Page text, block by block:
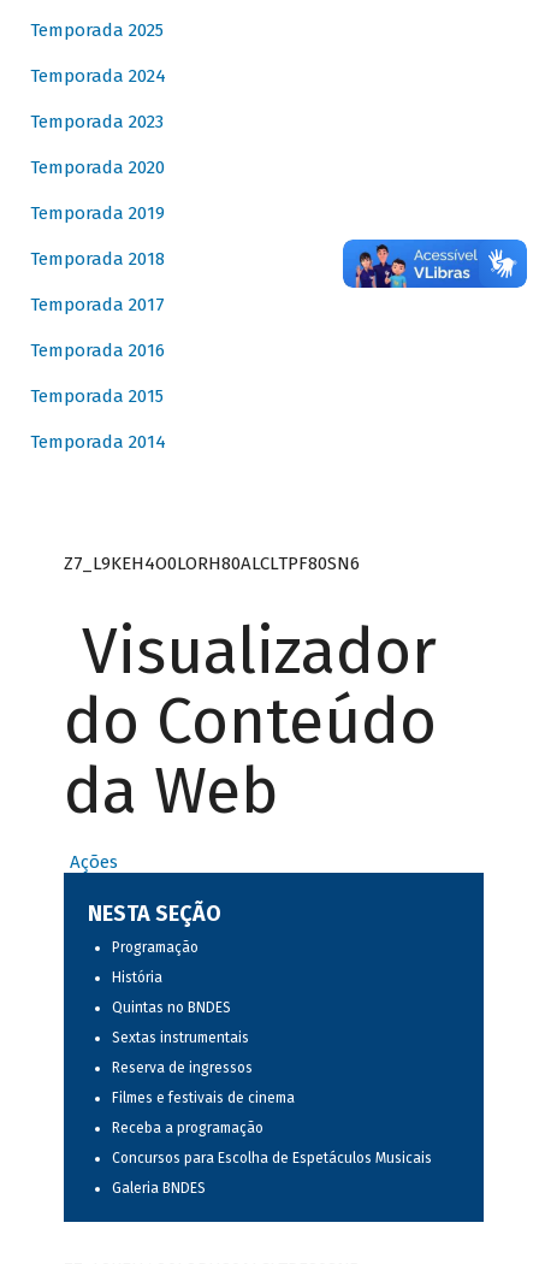
Temporada 2025
Temporada 2024
Temporada 2023
Temporada 2020
Temporada 2019
Temporada 2018
Temporada 2017
Temporada 2016
Temporada 2015
Temporada 2014
Z7_L9KEH4O0LORH80ALCLTPF80SN6
Visualizador
do Conteúdo
da Web
Ações
NESTA SEÇÃO
Programação
História
Quintas no BNDES
Sextas instrumentais
Reserva de ingressos
Filmes e festivais de cinema
Receba a programação
Concursos para Escolha de Espetáculos Musicais
Galeria BNDES